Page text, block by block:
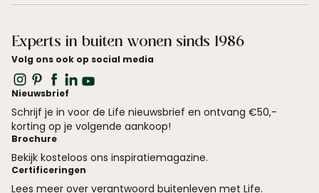
Experts in buiten wonen sinds 1986
Volg ons ook op social media
Nieuwsbrief
Schrijf je in voor de Life nieuwsbrief en ontvang €50,-
korting op je volgende aankoop!
Brochure
Bekijk kosteloos ons inspiratiemagazine.
Certificeringen
Lees meer over verantwoord buitenleven met Life.